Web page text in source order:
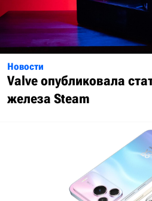
Новости
Valve опубликовала
железа Steam